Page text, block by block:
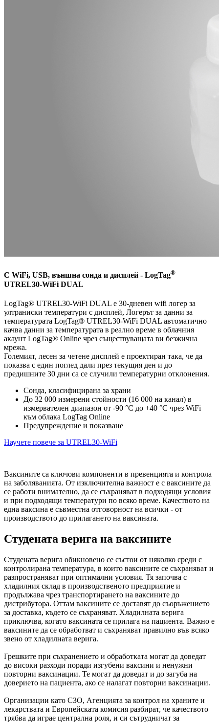
С WiFi, USB, външна сонда и дисплей - LogTag®
UTREL30-WiFi DUAL
LogTag® UTREL30-WiFi DUAL е 30-дневен wifi логер за
ултраниски температури с дисплей, Логерът за данни за
температурата LogTag® UTREL30-WiFi DUAL автоматично
качва данни за температурата в реално време в облачния
акаунт LogTag® Online чрез съществуващата ви безжична
мрежа.
Големият, лесен за четене дисплей е проектиран така, че да
показва с един поглед дали през текущия ден и до
предишните 30 дни са се случили температурни отклонения.
Сонда, класифицирана за храни
До 32 000 измерени стойности (16 000 на канал) в
измервателен диапазон от -90 °C до +40 °C чрез WiFi
към облака LogTag Online
Предупреждение и показване
Научете повече за UTREL30-WiFi
Ваксините са ключови компоненти в превенцията и контрола
на заболяванията. От изключителна важност е с ваксините да
се работи внимателно, да се съхраняват в подходящи условия
и при подходящи температури по всяко време. Качеството на
една ваксина е съвместна отговорност на всички - от
производството до прилагането на ваксината.
Студената верига на ваксините
Студената верига обикновено се състои от няколко среди с
контролирана температура, в които ваксините се съхраняват и
разпространяват при оптимални условия. Тя започва с
хладилния склад в производственото предприятие и
продължава чрез транспортирането на ваксините до
дистрибутора. Оттам ваксините се доставят до съоръжението
за доставка, където се съхраняват. Хладилната верига
приключва, когато ваксината се прилага на пациента. Важно е
ваксините да се обработват и съхраняват правилно във всяко
звено от хладилната верига.
Грешките при съхранението и обработката могат да доведат
до високи разходи поради изгубени ваксини и ненужни
повторни ваксинации. Те могат да доведат и до загуба на
доверието на пациента, ако се налагат повторни ваксинации.
Организации като СЗО, Агенцията за контрол на храните и
лекарствата и Европейската комисия разбират, че качеството
трябва да играе централна роля, и си сътрудничат за